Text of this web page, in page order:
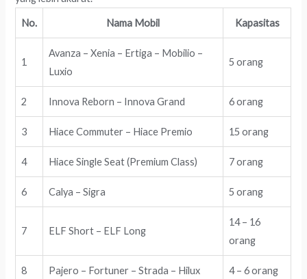
No. Nama Mobil Kapasitas
1
Avanza – Xenia – Ertiga – Mobilio –
Luxio
5 orang
2 Innova Reborn – Innova Grand 6 orang
3 Hiace Commuter – Hiace Premio 15 orang
4 Hiace Single Seat (Premium Class) 7 orang
6 Calya – Sigra 5 orang
7 ELF Short – ELF Long
14 – 16
orang
8 Pajero – Fortuner – Strada – Hilux 4 – 6 orang